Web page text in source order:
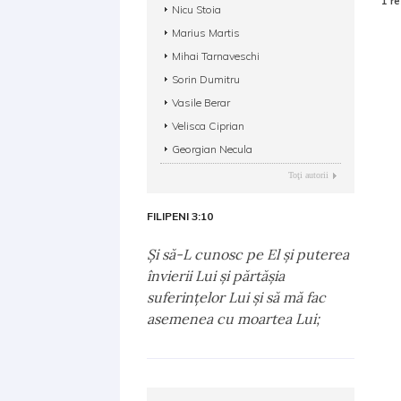
Nicu Stoia
Marius Martis
Mihai Tarnaveschi
Sorin Dumitru
Vasile Berar
Velisca Ciprian
Georgian Necula
Toţi autorii
FILIPENI 3:10
Şi să-L cunosc pe El şi puterea
învierii Lui şi părtăşia
suferinţelor Lui şi să mă fac
asemenea cu moartea Lui;